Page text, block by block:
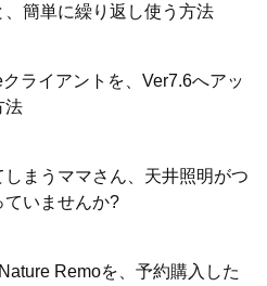
簡単に繰り返し使う方法
ライアントを、Ver7.6へアッ
法
しまうママさん、天井照明がつ
ていませんか?
Remoを、予約購入した